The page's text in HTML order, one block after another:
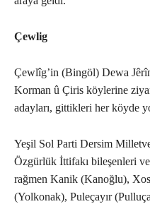
Çewlig
Çewlîg’in (Bingöl) Dewa
Korman û Çiris köylerine
adayları, gittikleri her köyde
Yeşil Sol Parti Dersim
Özgürlük İttifakı bileşenleri
rağmen Kanik (Kanoğlu),
(Yolkonak), Puleçayır